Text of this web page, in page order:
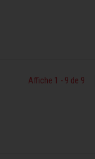
Affiche 1 - 9 de 9